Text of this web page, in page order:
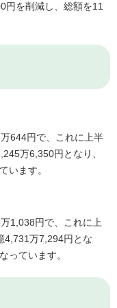
円を削減し、総額を11
円で、これに上半
万6,350円となり、
います。
円で、これに上
4,731万7,294円とな
っています。